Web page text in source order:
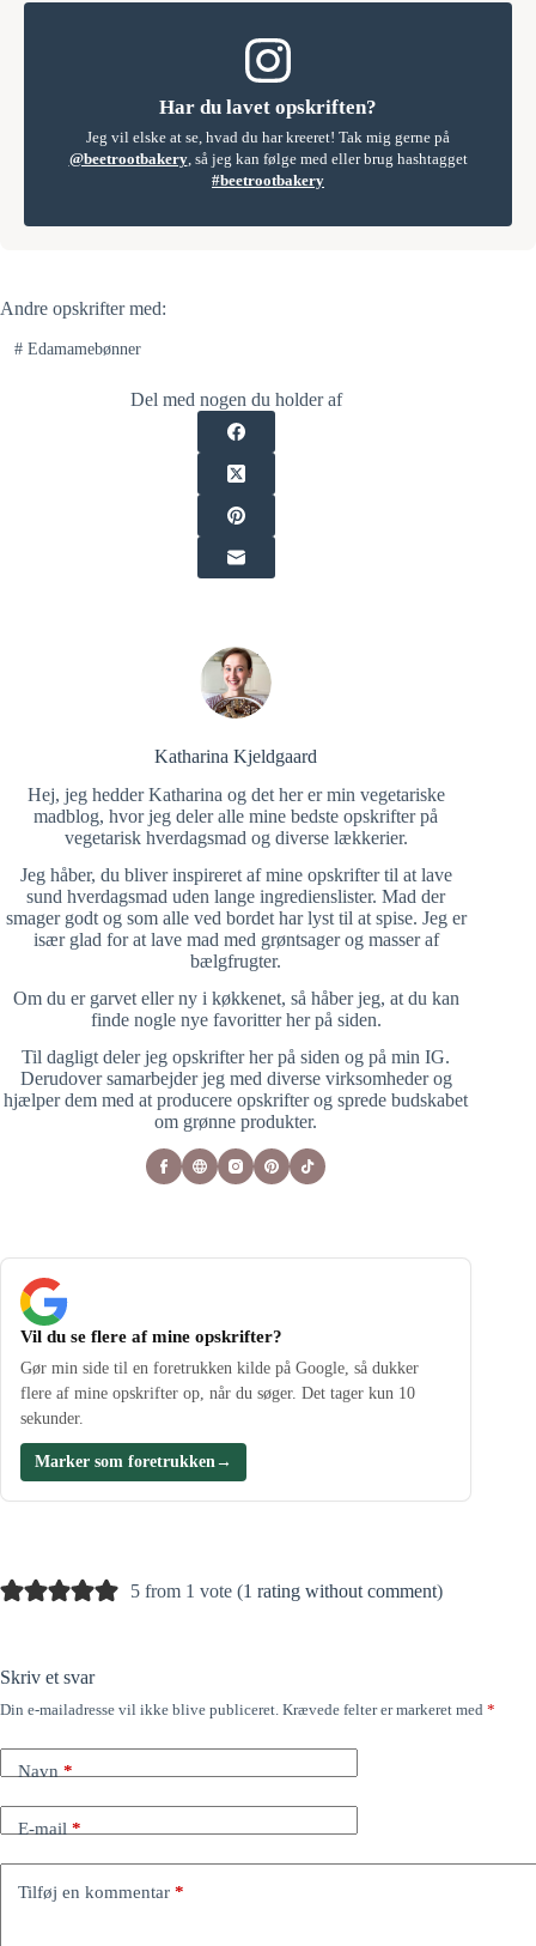
Har du lavet opskriften?
Jeg vil elske at se, hvad du har kreeret! Tak mig gerne på
@beetrootbakery, så jeg kan følge med eller brug hashtagget
#beetrootbakery
Andre opskrifter med:
#Edamamebønner
Del med nogen du holder af
Katharina Kjeldgaard
Hej, jeg hedder Katharina og det her er min vegetariske
madblog, hvor jeg deler alle mine bedste opskrifter på
vegetarisk hverdagsmad og diverse lækkerier.
Jeg håber, du bliver inspireret af mine opskrifter til at lave
sund hverdagsmad uden lange ingredienslister. Mad der
smager godt og som alle ved bordet har lyst til at spise. Jeg er
især glad for at lave mad med grøntsager og masser af
bælgfrugter.
Om du er garvet eller ny i køkkenet, så håber jeg, at du kan
finde nogle nye favoritter her på siden.
Til dagligt deler jeg opskrifter her på siden og på min IG.
Derudover samarbejder jeg med diverse virksomheder og
hjælper dem med at producere opskrifter og sprede budskabet
om grønne produkter.
Vil du se flere af mine opskrifter?
Gør min side til en foretrukken kilde på Google, så dukker
flere af mine opskrifter op, når du søger. Det tager kun 10
sekunder.
Marker som foretrukken →
5 from 1 vote (1 rating without comment)
Skriv et svar
Din e-mailadresse vil ikke blive publiceret. Krævede felter er markeret med *
Navn *
E-mail *
Tilføj en kommentar *